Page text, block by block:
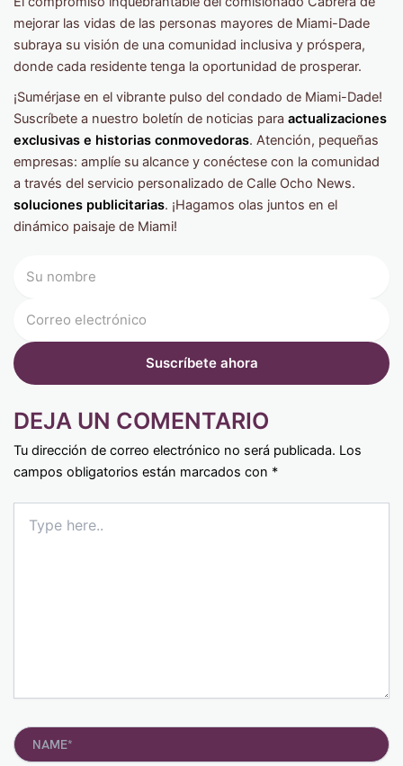
mejorar las vidas de las personas mayores de Miami-Dade
subraya su visión de una comunidad inclusiva y próspera,
donde cada residente tenga la oportunidad de prosperar.
¡Sumérjase en el vibrante pulso del condado de Miami-Dade!
Suscríbete a nuestro boletín de noticias para actualizaciones
exclusivas e historias conmovedoras. Atención, pequeñas
empresas: amplíe su alcance y conéctese con la comunidad
a través del servicio personalizado de Calle Ocho News.
soluciones publicitarias. ¡Hagamos olas juntos en el
dinámico paisaje de Miami!
DEJA UN COMENTARIO
Tu dirección de correo electrónico no será publicada. Los
campos obligatorios están marcados con *
here..
Name*